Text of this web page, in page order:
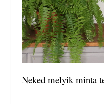
Neked melyik minta